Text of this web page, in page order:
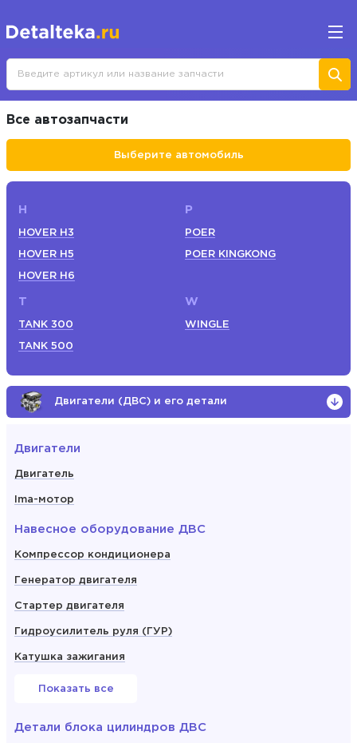
Все автозапчасти
Выберите автомобиль
H
HOVER H3
HOVER H5
HOVER H6
P
POER
POER KINGKONG
T
TANK 300
TANK 500
W
WINGLE
Двигатели (ДВС) и его детали
Двигатели
Двигатель
Ima-мотор
Навесное оборудование ДВС
Компрессор кондиционера
Генератор двигателя
Стартер двигателя
Гидроусилитель руля (ГУР)
Катушка зажигания
Показать все
Детали блока цилиндров ДВС